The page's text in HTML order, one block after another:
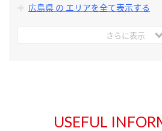
広島県 の エリアを全て表示する
さらに表示
USEFUL